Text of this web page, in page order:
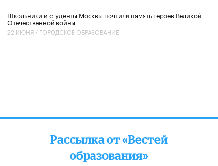
Школьники и студенты Москвы почтили память героев Великой
Отечественной войны
22 ИЮНЯ / ГОРОДСКОЕ ОБРАЗОВАНИЕ
Рассылка от «Вестей
образования»